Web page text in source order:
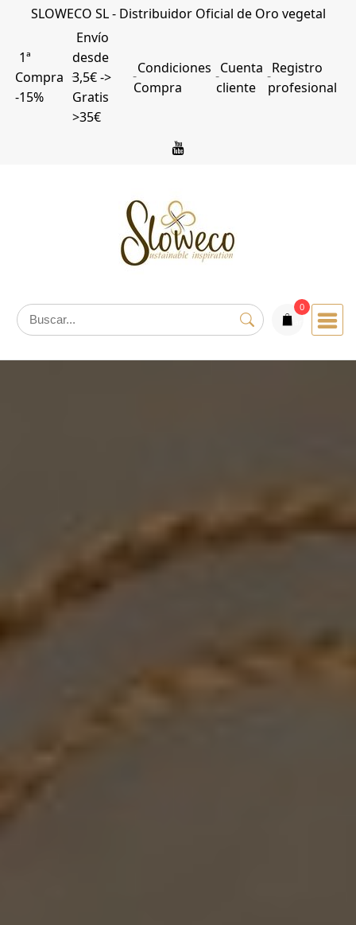
Saltar
contenido
SLOWECO SL - Distribuidor Oficial de Oro vegetal
1ª
Compra
-15%
Envío
desde
3,5€ ->
Gratis
>35€
Condiciones
Compra
Cuenta
cliente
Registro
profesional
0
articulos